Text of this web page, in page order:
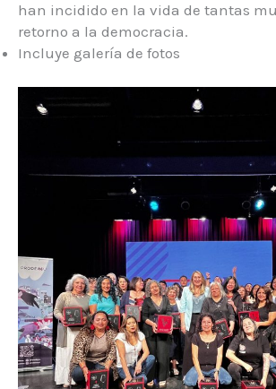
han incidido en la vida de tantas
retorno a la democracia.
Incluye galería de fotos